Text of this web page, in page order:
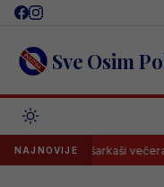
Skip
content Sve Osim
NAJNOVIJE
bh. košarkaši večeras